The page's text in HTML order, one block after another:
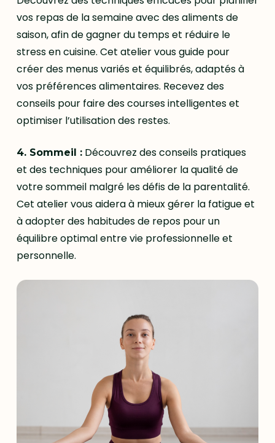
vos repas de la semaine avec des aliments de
saison, afin de gagner du temps et réduire le
stress en cuisine. Cet atelier vous guide pour
créer des menus variés et équilibrés, adaptés à
vos préférences alimentaires. Recevez des
conseils pour faire des courses intelligentes et
optimiser l’utilisation des restes.
4. Sommeil :Découvrez des conseils pratiques
et des techniques pour améliorer la qualité de
votre sommeil malgré les défis de la parentalité.
Cet atelier vous aidera à mieux gérer la fatigue et
à adopter des habitudes de repos pour un
équilibre optimal entre vie professionnelle et
personnelle.